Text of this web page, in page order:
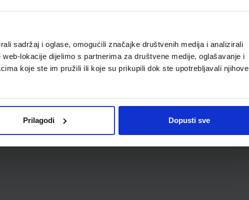
sadržaj i oglase, omogućili značajke društvenih medija i analizirali
lokacije dijelimo s partnerima za društvene medije, oglašavanje i
koje ste im pružili ili koje su prikupili dok ste upotrebljavali njihove
Prilagodi Dopusti sve